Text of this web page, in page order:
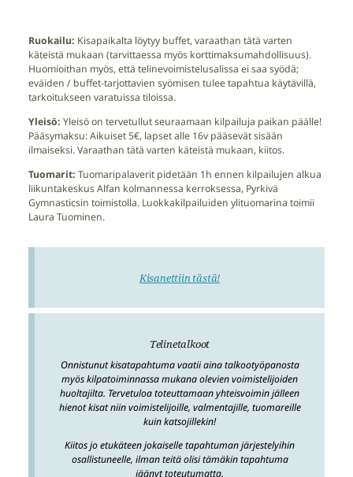
Ruokailu: Kisapaikalta löytyy buffet, varaathan tätä varten
käteistä mukaan (tarvittaessa myös korttimaksumahdollisuus).
Huomioithan myös, että telinevoimistelusalissa ei saa syödä;
eväiden / buffet-tarjottavien syömisen tulee tapahtua käytävillä,
tarkoitukseen varatuissa tiloissa.
Yleisö: Yleisö on tervetullut seuraamaan kilpailuja paikan päälle!
Pääsymaksu: Aikuiset 5€, lapset alle 16v pääsevät sisään
ilmaiseksi. Varaathan tätä varten käteistä mukaan, kiitos.
Tuomarit: Tuomaripalaverit pidetään 1h ennen kilpailujen alkua
liikuntakeskus Alfan kolmannessa kerroksessa, Pyrkivä
Gymnasticsin toimistolla. Luokkakilpailuiden ylituomarina toimii
Laura Tuominen.
Kisanettiin tästä!
Telinetalkoot
Onnistunut kisatapahtuma vaatii aina talkootyöpanosta
myös kilpatoiminnassa mukana olevien voimistelijoiden
huoltajilta. Tervetuloa toteuttamaan yhteisvoimin jälleen
hienot kisat niin voimistelijoille, valmentajille, tuomareille
kuin katsojillekin!
Kiitos jo etukäteen jokaiselle tapahtuman järjestelyihin
osallistuneelle, ilman teitä olisi tämäkin tapahtuma
jäänyt toteutumatta.